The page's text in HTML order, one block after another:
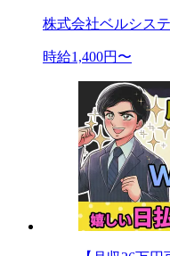
株式会社ベルシス
時給1,400円〜